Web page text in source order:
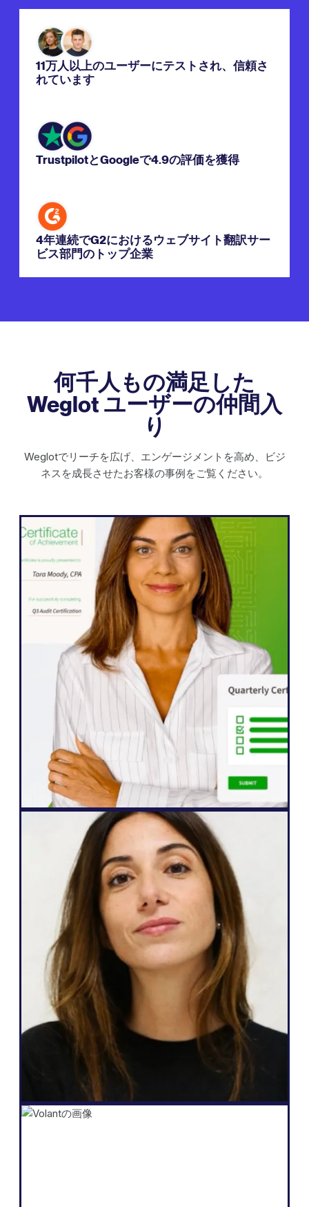
11万人以上のユーザーにテストされ、信頼さ
れています
TrustpilotとGoogleで4.9の評価を獲得
4年連続でG2におけるウェブサイト翻訳サー
ビス部門のトップ企業
何千人もの満足した
Weglot ユーザーの仲間入
り
Weglotでリーチを広げ、エンゲージメントを高め、ビジ
ネスを成長させたお客様の事例をご覧ください。
WordPress
Weglot おかげで、ウェブサイトを5ヶ国語
に迅速に拡大することができました。私た
ちはすでに、私たちのコンテンツと交流す
ることをこれまで以上に熱望している国際
的な視聴者からのエンゲージメントが大幅
に向上していることを確認しています。"
ジョン・スプリングリ
シニア・ウェブサイト・マネージャー
ウェブ制作会社
「Weglotの魅力は、私のニーズにもクライ
アントへの約束にも応えてくれるところで
す。簡単に多言語化でき、Webサイトを自
分たちで管理でき、リード獲得にもつなが
る。それを数クリックで実現できるんで
す。」
Salomé Amar